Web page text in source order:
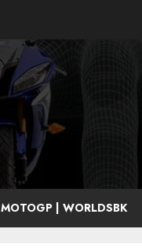
MOTOGP | WORLDSBK